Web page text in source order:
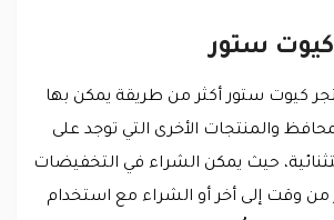
ستور
كيوت ستور أكثر من طريقة يمكن بها
والمنتجات الأخرى التي توجد على
حيث يمكن الشراء في التخفيضات
من وقت إلى أخر أو الشراء مع استخدام